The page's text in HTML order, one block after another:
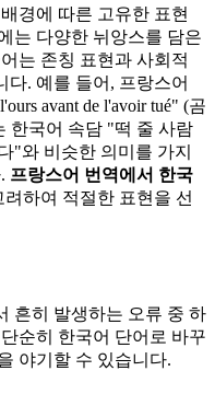
경에 따른 고유한 표현
는 다양한 뉘앙스를 담은
는 존칭 표현과 사회적
다. 예를 들어, 프랑스어
avant de l'avoir tué" (곰
한국어 속담 "떡 줄 사람
"와 비슷한 의미를 가지
프랑스어 번역에서 한국
하여 적절한 표현을 선
흔히 발생하는 오류 중 하
순히 한국어 단어로 바꾸
야기할 수 있습니다.